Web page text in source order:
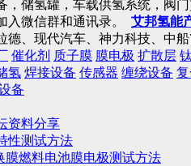
，储氢罐，车载供氢系统，阀
入微信群和通讯录。
艾邦氢能
德、现代汽车、神力科技、中
催化剂 质子膜 膜电极 扩散层
氢 焊接设备 传感器 缠绕设备
备
资料分享
性测试方法
膜燃料电池膜电极测试方法